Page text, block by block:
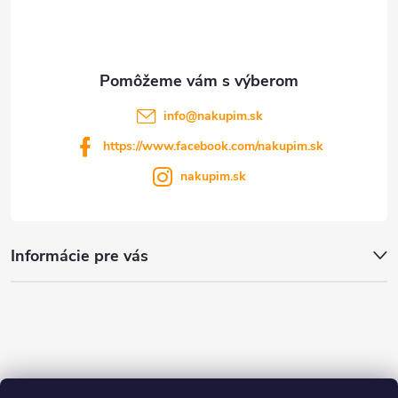
Informácie pre vás
info@nakupim.sk
https://www.facebook.com/nakupim.sk
nakupim.sk